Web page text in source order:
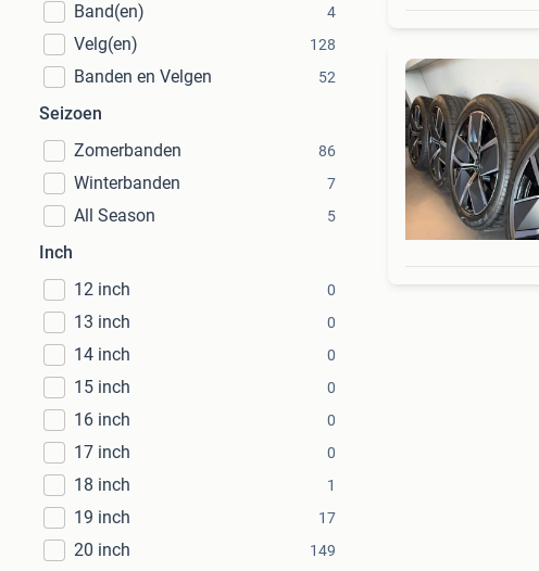
Band(en)
4
Velg(en) 128
Banden en Velgen 52
Seizoen
Zomerbanden
86
Winterbanden 7
All Season 5
Inch
12 inch
0
13 inch 0
14 inch 0
15 inch 0
16 inch 0
17 inch 0
18 inch 1
19 inch 17
20 inch 149